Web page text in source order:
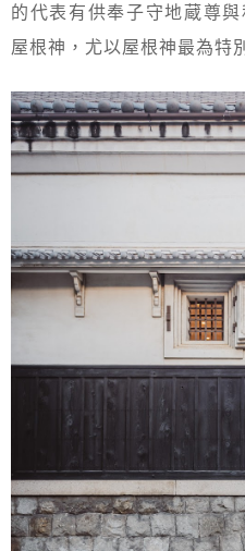
的代表有供奉子守地蔵尊
屋根神，尤以屋根神最為特